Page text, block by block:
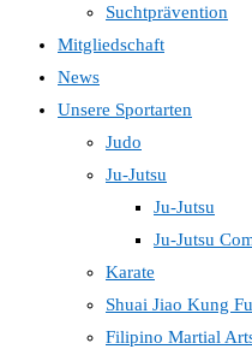
Suchtprävention
Mitgliedschaft
News
Unsere Sportarten
Judo
Ju-Jutsu
Ju-Jutsu
Ju-Jutsu
Karate
Shuai Jiao Kung Fu
Filipino Martial